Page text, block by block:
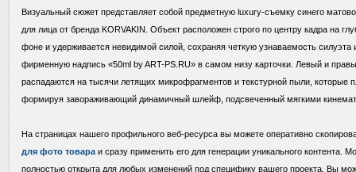
Визуальный сюжет представляет собой предметную luxury-съемку синего
для лица от бренда KORVAKIN. Объект расположен строго по центру кадра на
фоне и удерживается невидимой силой, сохраняя четкую узнаваемость силуэта
фирменную надпись «50ml by ART-PS.RU» в самом низу карточки. Левый и
распадаются на тысячи летящих микрофрагментов и текстурной пыли, которые
формируя завораживающий динамичный шлейф, подсвеченный мягкими
На страницах нашего профильного веб-ресурса вы можете оперативно
для фото товара и сразу применить его для генерации уникального контента.
полностью открыта для любых изменений под специфику вашего проекта. Вы